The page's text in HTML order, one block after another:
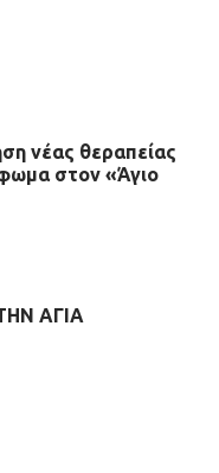
νέας θεραπείας
στον «Άγιο
ΑΓΙΑ